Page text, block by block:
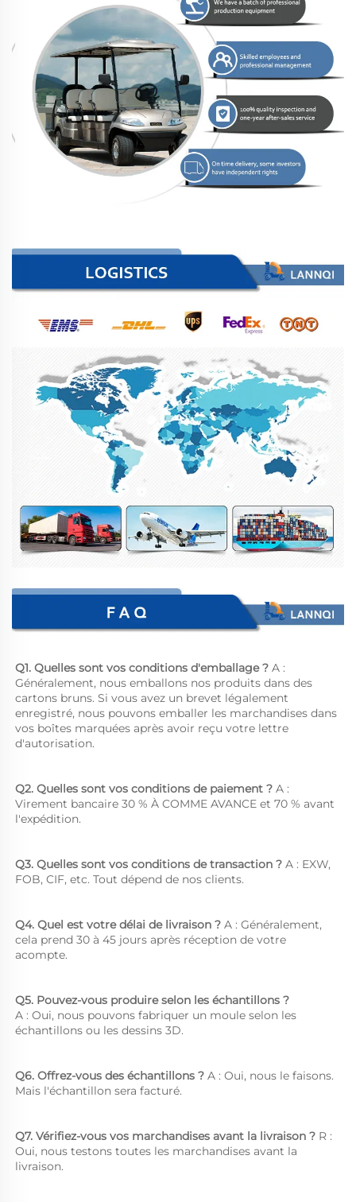
Q1. Quelles sont vos conditions d'emballage ? A :
Généralement, nous emballons nos produits dans des
cartons bruns. Si vous avez un brevet légalement
enregistré, nous pouvons emballer les marchandises dans
vos boîtes marquées après avoir reçu votre lettre
d'autorisation.
Q2. Quelles sont vos conditions de paiement ? A :
Virement bancaire 30 % À COMME AVANCE et 70 % avant
l'expédition.
Q3. Quelles sont vos conditions de transaction ? A : EXW,
FOB, CIF, etc. Tout dépend de nos clients.
Q4. Quel est votre délai de livraison ? A : Généralement,
cela prend 30 à 45 jours après réception de votre
acompte.
Q5. Pouvez-vous produire selon les échantillons ?
A : Oui, nous pouvons fabriquer un moule selon les
échantillons ou les dessins 3D.
Q6. Offrez-vous des échantillons ? A : Oui, nous le faisons.
Mais l'échantillon sera facturé.
Q7. Vérifiez-vous vos marchandises avant la livraison ? R :
Oui, nous testons toutes les marchandises avant la
livraison.